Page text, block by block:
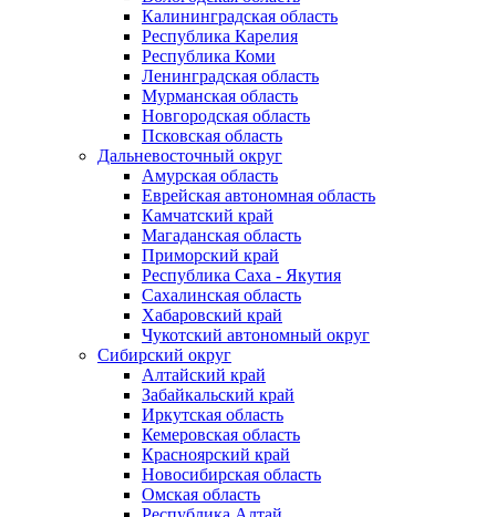
Калининградская область
Республика Карелия
Республика Коми
Ленинградская область
Мурманская область
Новгородская область
Псковская область
Дальневосточный округ
Амурская область
Еврейская автономная область
Камчатский край
Магаданская область
Приморский край
Республика Саха - Якутия
Сахалинская область
Хабаровский край
Чукотский автономный округ
Сибирский округ
Алтайский край
Забайкальский край
Иркутская область
Кемеровская область
Красноярский край
Новосибирская область
Омская область